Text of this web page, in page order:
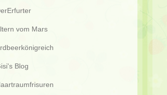
vom Mars
Blog